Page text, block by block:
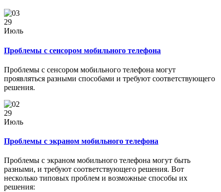
29
Июль
Проблемы с сенсором мобильного телефона
Проблемы с сенсором мобильного телефона могут
проявляться разными способами и требуют соответствующего
решения.
29
Июль
Проблемы с экраном мобильного телефона
Проблемы с экраном мобильного телефона могут быть
разными, и требуют соответствующего решения. Вот
несколько типовых проблем и возможные способы их
решения: